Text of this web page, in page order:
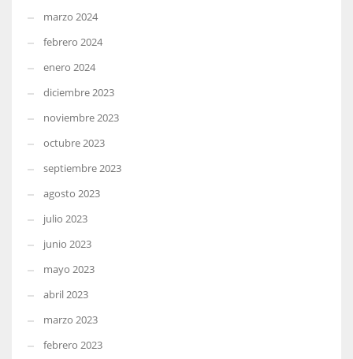
marzo 2024
febrero 2024
enero 2024
diciembre 2023
noviembre 2023
octubre 2023
septiembre 2023
agosto 2023
julio 2023
junio 2023
mayo 2023
abril 2023
marzo 2023
febrero 2023